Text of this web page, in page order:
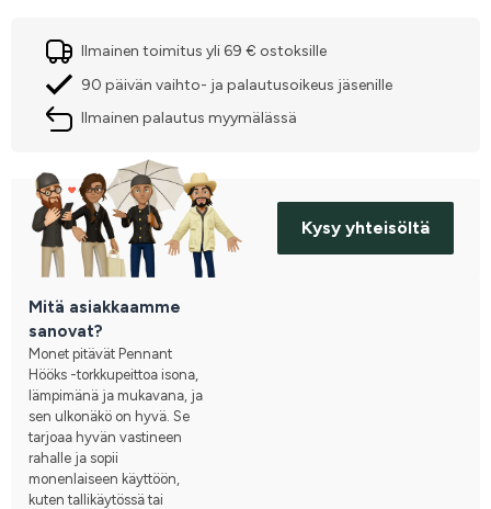
Ilmainen toimitus yli 69 € ostoksille
90 päivän vaihto- ja palautusoikeus jäsenille
Ilmainen palautus myymälässä
Kysy yhteisöltä
Mitä asiakkaamme
sanovat?
Monet pitävät Pennant
Hööks -torkkupeittoa isona,
lämpimänä ja mukavana, ja
sen ulkonäkö on hyvä. Se
tarjoaa hyvän vastineen
rahalle ja sopii
monenlaiseen käyttöön,
kuten tallikäytössä tai